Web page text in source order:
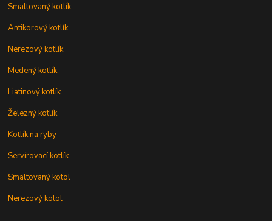
Smaltovaný kotlík
Antikorový kotlík
Nerezový kotlík
Medený kotlík
Liatinový kotlík
Železný kotlík
Kotlík na ryby
Servírovací kotlík
Smaltovaný kotol
Nerezový kotol